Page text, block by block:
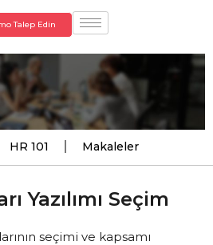
Talep Edin
HR 101 Makaleler
Yazılımı Seçim
seçimi ve kapsamı